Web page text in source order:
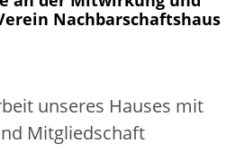
Nachbarschaftshaus
unseres Hauses mit
Mitgliedschaft